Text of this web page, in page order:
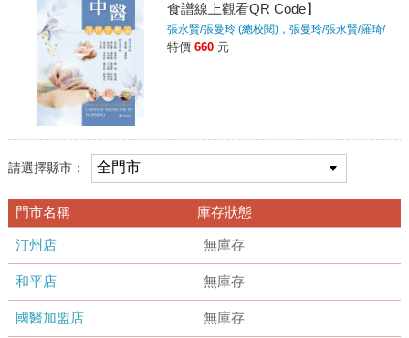
食譜線上觀看QR Code】
張永賢/張曼玲 (總校閱)，張曼玲/張永賢/羅琦/
蘇靖媛/陳光慧/陳慧珊/唐娜櫻/邱靜瑜
特價 660 元
請選擇縣市：
門市名稱 庫存狀態
汀州店 無庫存
和平店 無庫存
國醫加盟店 無庫存